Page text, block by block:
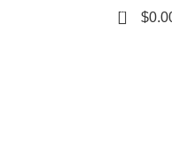
0 $